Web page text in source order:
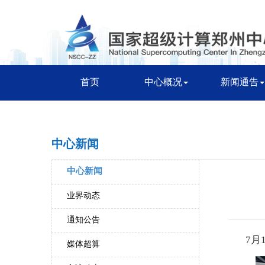
首页 中心概况 新闻通告
中心新闻
中心新闻
业界动态
通知公告
媒体超算 7月